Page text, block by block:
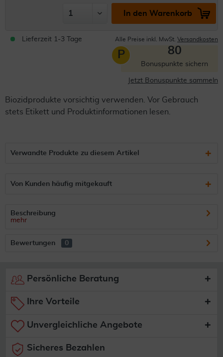
In den Warenkorb
Lieferzeit 1-3 Tage Alle Preise inkl. MwSt. Versandkosten
P 80
Bonuspunkte sichern
Jetzt Bonuspunkte sammeln
Biozidprodukte vorsichtig verwenden. Vor Gebrauch
stets Etikett und Produktinformationen lesen.
Verwandte Produkte zu diesem Artikel
Von Kunden häufig mitgekauft
Beschreibung
mehr
Bewertungen 0
Persönliche Beratung
Ihre Vorteile
Unvergleichliche Angebote
Sicheres Bezahlen